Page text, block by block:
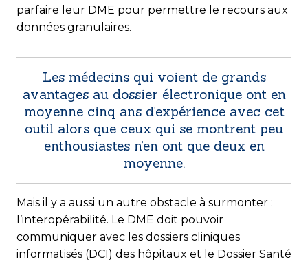
parfaire leur DME pour permettre le recours aux
données granulaires.
Les médecins qui voient de grands
avantages au dossier électronique ont en
moyenne cinq ans d’expérience avec cet
outil alors que ceux qui se montrent peu
enthousiastes n’en ont que deux en
moyenne.
Mais il y a aussi un autre obstacle à surmonter :
l’interopérabilité. Le DME doit pouvoir
communiquer avec les dossiers cliniques
informatisés (DCI) des hôpitaux et le Dossier Santé